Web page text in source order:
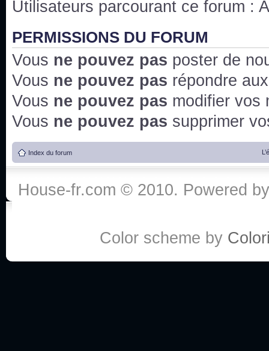
Utilisateurs parcourant ce forum :
PERMISSIONS DU FORUM
Vous ne pouvez pas poster de
Vous ne pouvez pas répondre
Vous ne pouvez pas modifier vos
Vous ne pouvez pas supprimer
Index du forum
House-fr.com © 2010. Powered
Color scheme by